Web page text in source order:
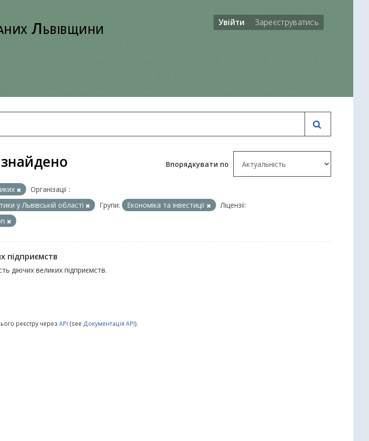
Львівщини Увійти Зареєструватись
Впорядкувати по
Організації :
у Львівській області
Групи: Економіка та інвестиції
Ліцензії:
підприємств
діючих великих підприємств.
реєстру через API (see Документація API).